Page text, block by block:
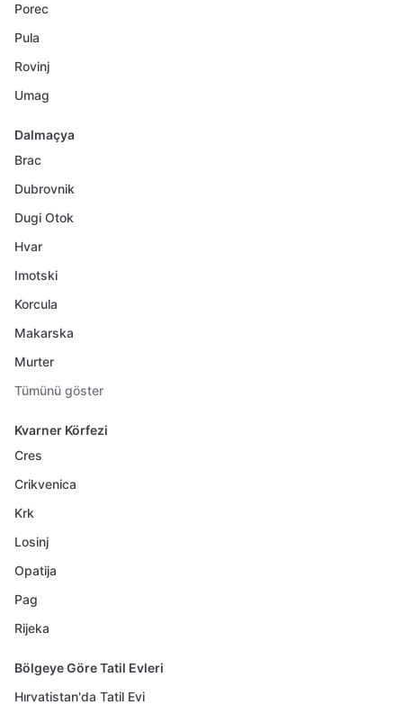
Porec
Pula
Rovinj
Umag
Dalmaçya
Brac
Dubrovnik
Dugi Otok
Hvar
Imotski
Korcula
Makarska
Murter
Tümünü göster
Kvarner Körfezi
Cres
Crikvenica
Krk
Losinj
Opatija
Pag
Rijeka
Bölgeye Göre Tatil Evleri
Hırvatistan'da Tatil Evi